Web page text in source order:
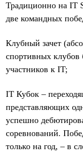
Брюки
Детская одежда
Куртки
Брюки
Комбинезоны
Брюки
Лёгкая одежда
Футболки
Толстовки
Софтшелл одежда
Куртки
Традиционно на IT
две командных
Клубный зачет
спортивных клубов
участников к IT;
IT Кубок –
представляющих
успешно
соревнований.
только на год, – в